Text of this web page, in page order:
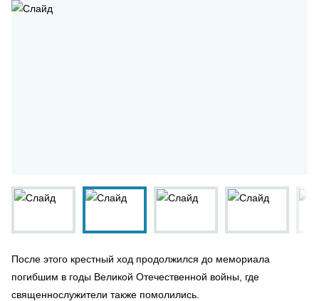
После этого крестный ход продолжился до мемориала
погибшим в годы Великой Отечественной войны, где
священнослужители также помолились.